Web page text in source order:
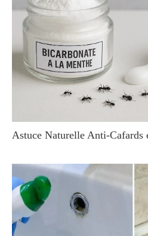
Astuce Naturelle Anti-Cafards